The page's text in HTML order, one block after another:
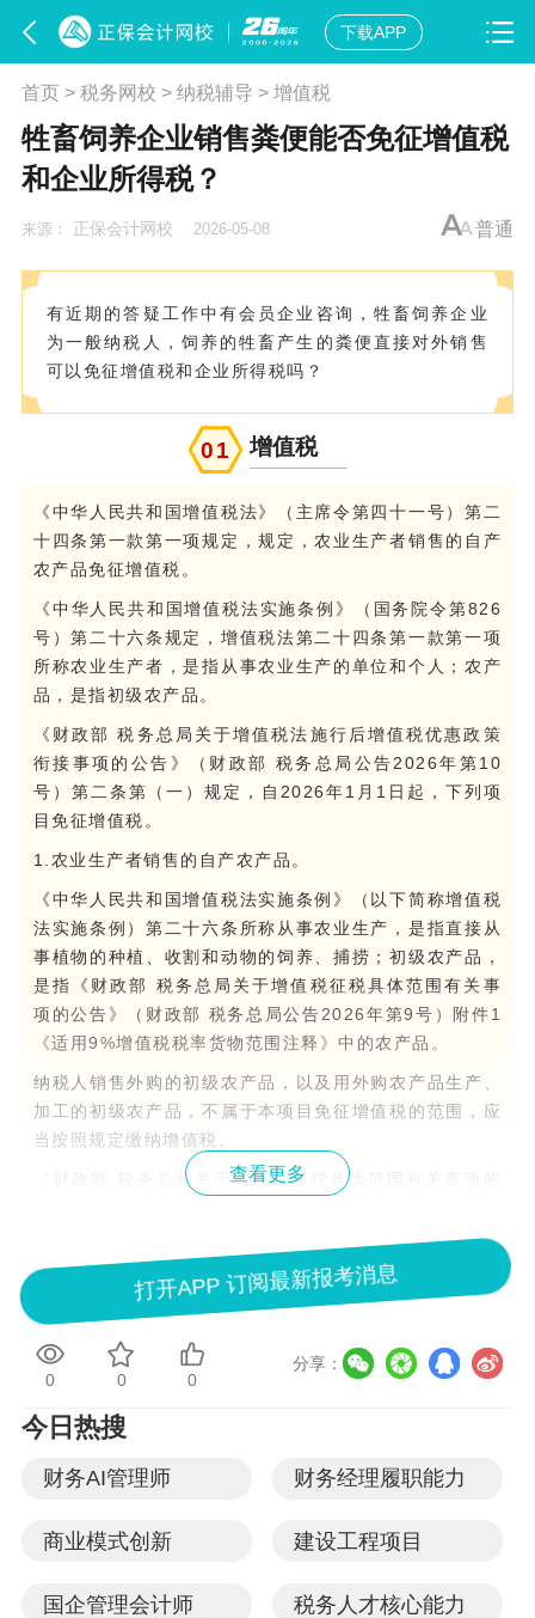
下载APP
首页> 税务网校 > 纳税辅导 > 增值税
牲畜饲养企业销售粪便能否免征增值税
和企业所得税？
来源： 正保会计网校 2026-05-08 普通
有近期的答疑工作中有会员企业咨询，牲畜饲养企业
为一般纳税人，饲养的牲畜产生的粪便直接对外销售
可以免征增值税和企业所得税吗？
01 增值税
《中华人民共和国增值税法》（主席令第四十一号）第二
十四条第一款第一项规定，规定，农业生产者销售的自产
农产品免征增值税。
《中华人民共和国增值税法实施条例》（国务院令第826
号）第二十六条规定，增值税法第二十四条第一款第一项
所称农业生产者，是指从事农业生产的单位和个人；农产
品，是指初级农产品。
《财政部 税务总局关于增值税法施行后增值税优惠政策
衔接事项的公告》（财政部 税务总局公告2026年第10
号）第二条第（一）规定，自2026年1月1日起，下列项
目免征增值税。
1.农业生产者销售的自产农产品。
《中华人民共和国增值税法实施条例》（以下简称增值税
法实施条例）第二十六条所称从事农业生产，是指直接从
事植物的种植、收割和动物的饲养、捕捞；初级农产品，
是指《财政部 税务总局关于增值税征税具体范围有关事
项的公告》（财政部 税务总局公告2026年第9号）附件1
《适用9%增值税税率货物范围注释》中的农产品。
纳税人销售外购的初级农产品，以及用外购农产品生产、
加工的初级农产品，不属于本项目免征增值税的范围，应
当按照规定缴纳增值税。
《财政部 税务总局关于增值税征税具体范围有关事项的
用9%增值税税率货物范围注释》第一条规定，农产品，
是指农业、林业、畜牧业、渔业生产的各种植物、动物的
初级产品。第(二)项规定，动物类包括人工养殖和天然生
长的各种动物的初级产品。具体征税范围为：
5. 其他动物及其他动物组织。
动物，如昆虫类、两栖类动物等。
其他动物组织，是指上述列举以外各种动物的其他组织。
（1）蚕茧，包括鲜茧和干茧，以及蚕蛹。
王浆等。
查看更多
打开APP 订阅最新报考消息
0 0 0
分享：
今日热搜
财务AI管理师 财务经理履职能力
商业模式创新 建设工程项目
国企管理会计师 税务人才核心能力